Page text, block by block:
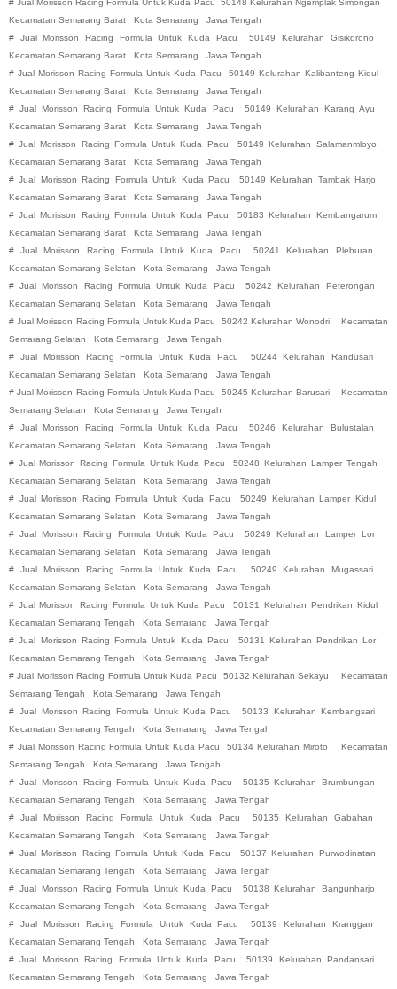
# Jual Morisson Racing Formula Untuk Kuda Pacu
50148 Kelurahan Ngemplak Simongan
Kecamatan Semarang Barat
Kota Semarang
Jawa Tengah
#
Jual Morisson Racing Formula Untuk Kuda Pacu
50149 Kelurahan Gisikdrono
Kecamatan Semarang Barat
Kota Semarang
Jawa Tengah
# Jual Morisson Racing Formula Untuk Kuda Pacu
50149 Kelurahan Kalibanteng Kidul
Kecamatan Semarang Barat
Kota Semarang
Jawa Tengah
# Jual Morisson Racing Formula Untuk Kuda Pacu
50149 Kelurahan Karang Ayu
Kecamatan Semarang Barat
Kota Semarang
Jawa Tengah
# Jual Morisson Racing Formula Untuk Kuda Pacu
50149 Kelurahan Salamanmloyo
Kecamatan Semarang Barat
Kota Semarang
Jawa Tengah
# Jual Morisson Racing Formula Untuk Kuda Pacu
50149 Kelurahan Tambak Harjo
Kecamatan Semarang Barat
Kota Semarang
Jawa Tengah
# Jual Morisson Racing Formula Untuk Kuda Pacu
50183 Kelurahan Kembangarum
Kecamatan Semarang Barat
Kota Semarang
Jawa Tengah
#
Jual Morisson Racing Formula Untuk Kuda Pacu
50241 Kelurahan Pleburan
Kecamatan Semarang Selatan
Kota Semarang
Jawa Tengah
# Jual Morisson Racing Formula Untuk Kuda Pacu
50242 Kelurahan Peterongan
Kecamatan Semarang Selatan
Kota Semarang
Jawa Tengah
# Jual Morisson Racing Formula Untuk Kuda Pacu 50242 Kelurahan Wonodri
Kecamatan
Semarang Selatan
Kota Semarang
Jawa Tengah
#
Jual Morisson Racing Formula Untuk Kuda Pacu
50244 Kelurahan Randusari
Kecamatan Semarang Selatan
Kota Semarang
Jawa Tengah
# Jual Morisson Racing Formula Untuk Kuda Pacu 50245 Kelurahan Barusari
Kecamatan
Semarang Selatan
Kota Semarang
Jawa Tengah
#
Jual Morisson Racing Formula Untuk Kuda Pacu
50246 Kelurahan Bulustalan
Kecamatan Semarang Selatan
Kota Semarang
Jawa Tengah
# Jual Morisson Racing Formula Untuk Kuda Pacu
50248 Kelurahan Lamper Tengah
Kecamatan Semarang Selatan
Kota Semarang
Jawa Tengah
# Jual Morisson Racing Formula Untuk Kuda Pacu
50249 Kelurahan Lamper Kidul
Kecamatan Semarang Selatan
Kota Semarang
Jawa Tengah
# Jual Morisson Racing Formula Untuk Kuda Pacu
50249 Kelurahan Lamper Lor
Kecamatan Semarang Selatan
Kota Semarang
Jawa Tengah
#
Jual Morisson Racing Formula Untuk Kuda Pacu
50249 Kelurahan Mugassari
Kecamatan Semarang Selatan
Kota Semarang
Jawa Tengah
# Jual Morisson Racing Formula Untuk Kuda Pacu
50131 Kelurahan Pendrikan Kidul
Kecamatan Semarang Tengah
Kota Semarang
Jawa Tengah
# Jual Morisson Racing Formula Untuk Kuda Pacu
50131 Kelurahan Pendrikan Lor
Kecamatan Semarang Tengah
Kota Semarang
Jawa Tengah
# Jual Morisson Racing Formula Untuk Kuda Pacu 50132 Kelurahan Sekayu
Kecamatan
Semarang Tengah
Kota Semarang
Jawa Tengah
# Jual Morisson Racing Formula Untuk Kuda Pacu
50133 Kelurahan Kembangsari
Kecamatan Semarang Tengah
Kota Semarang
Jawa Tengah
# Jual Morisson Racing Formula Untuk Kuda Pacu 50134 Kelurahan Miroto
Kecamatan
Semarang Tengah
Kota Semarang
Jawa Tengah
# Jual Morisson Racing Formula Untuk Kuda Pacu
50135 Kelurahan Brumbungan
Kecamatan Semarang Tengah
Kota Semarang
Jawa Tengah
#
Jual Morisson Racing Formula Untuk Kuda Pacu
50135 Kelurahan Gabahan
Kecamatan Semarang Tengah
Kota Semarang
Jawa Tengah
# Jual Morisson Racing Formula Untuk Kuda Pacu
50137 Kelurahan Purwodinatan
Kecamatan Semarang Tengah
Kota Semarang
Jawa Tengah
# Jual Morisson Racing Formula Untuk Kuda Pacu
50138 Kelurahan Bangunharjo
Kecamatan Semarang Tengah
Kota Semarang
Jawa Tengah
#
Jual Morisson Racing Formula Untuk Kuda Pacu
50139 Kelurahan Kranggan
Kecamatan Semarang Tengah
Kota Semarang
Jawa Tengah
# Jual Morisson Racing Formula Untuk Kuda Pacu
50139 Kelurahan Pandansari
Kecamatan Semarang Tengah
Kota Semarang
Jawa Tengah